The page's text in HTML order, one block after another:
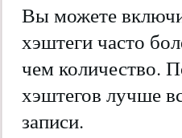
Вы можете
хэштеги часто
чем количество.
хэштегов лучше
записи.